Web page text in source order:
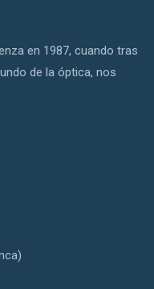
en 1987, cuando tras
de la óptica, nos